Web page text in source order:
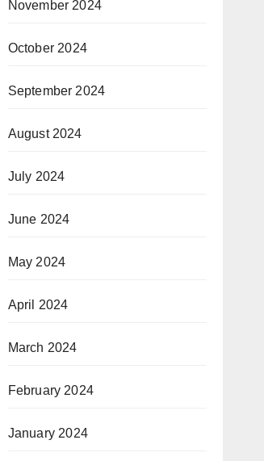
November 2024
October 2024
September 2024
August 2024
July 2024
June 2024
May 2024
April 2024
March 2024
February 2024
January 2024